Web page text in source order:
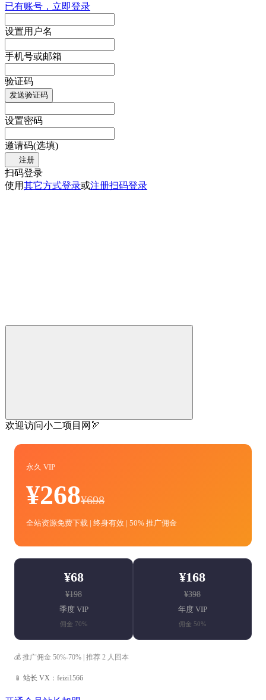
已有账号，立即登录
设置用户名
手机号或邮箱
验证码
发送验证码
设置密码
邀请码(选填)
注册
扫码登录
使用其它方式登录或注册扫码登录
欢迎访问小二项目网🏹
永久 VIP
¥268¥698
全站资源免费下载 | 终身有效 | 50% 推广佣金
¥68
¥198
季度 VIP
佣金 70%
¥168
¥398
年度 VIP
佣金 50%
💰 推广佣金 50%-70% | 推荐 2 人回本
📱 站长 VX：feizi1566